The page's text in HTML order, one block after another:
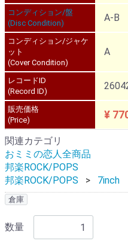
コンディション/盤
(Disc Condition)
A-B
コンディション/ジャケ
ット
(Cover Condition)
A
レコードID
(Record ID)
販売価格
(Price)
¥
関連カテゴリ
おミミの恋人全商品
邦楽ROCK/POPS
邦楽ROCK/POPS
7inch
倉庫
数量